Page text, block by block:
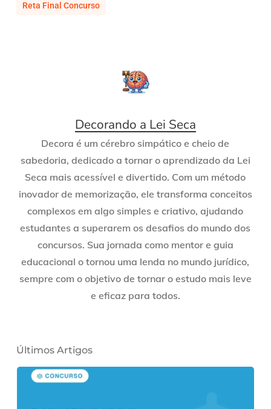
Reta Final Concurso
Decorando a Lei Seca
Decora é um cérebro simpático e cheio de
sabedoria, dedicado a tornar o aprendizado da Lei
Seca mais acessível e divertido. Com um método
inovador de memorização, ele transforma conceitos
complexos em algo simples e criativo, ajudando
estudantes a superarem os desafios do mundo dos
concursos. Sua jornada como mentor e guia
educacional o tornou uma lenda no mundo jurídico,
sempre com o objetivo de tornar o estudo mais leve
e eficaz para todos.
Últimos Artigos